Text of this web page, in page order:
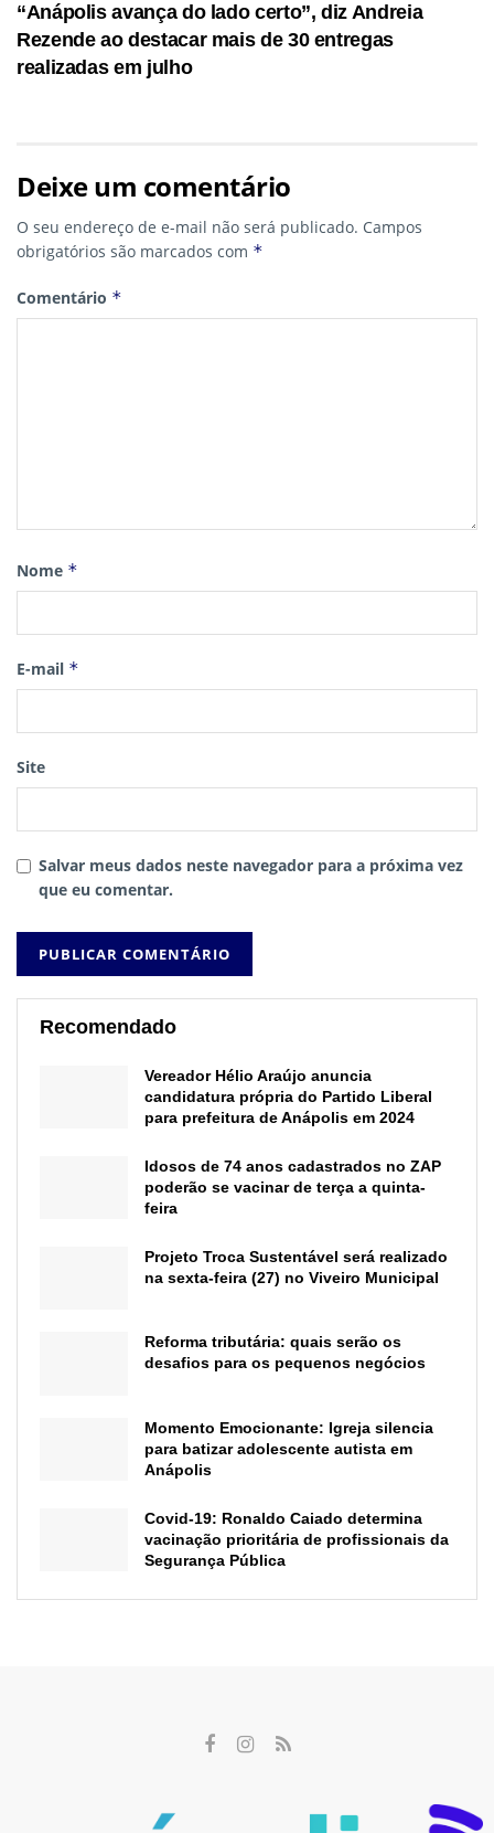
“Anápolis avança do lado certo”, diz Andreia
Rezende ao destacar mais de 30 entregas
realizadas em julho
Deixe um comentário
O seu endereço de e-mail não será publicado. Campos
obrigatórios são marcados com *
Comentário *
Nome *
E-mail *
Site
Salvar meus dados neste navegador para a próxima vez
que eu comentar.
Recomendado
Vereador Hélio Araújo anuncia
candidatura própria do Partido Liberal
para prefeitura de Anápolis em 2024
Idosos de 74 anos cadastrados no ZAP
poderão se vacinar de terça a quinta-
feira
Projeto Troca Sustentável será realizado
na sexta-feira (27) no Viveiro Municipal
Reforma tributária: quais serão os
desafios para os pequenos negócios
Momento Emocionante: Igreja silencia
para batizar adolescente autista em
Anápolis
Covid-19: Ronaldo Caiado determina
vacinação prioritária de profissionais da
Segurança Pública